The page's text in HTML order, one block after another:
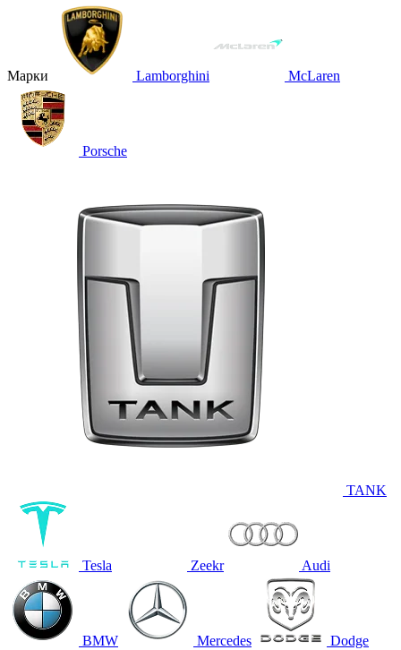
Марки Lamborghini McLaren
Porsche
TANK
Tesla Zeekr Audi
BMW Mercedes Dodge